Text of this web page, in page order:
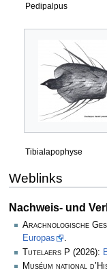
Pedipalpus
Tibialapophyse
Weblinks
Nachweis- und
Arachnologische
Europas
.
Tutelaers P (2026):
Muséum national